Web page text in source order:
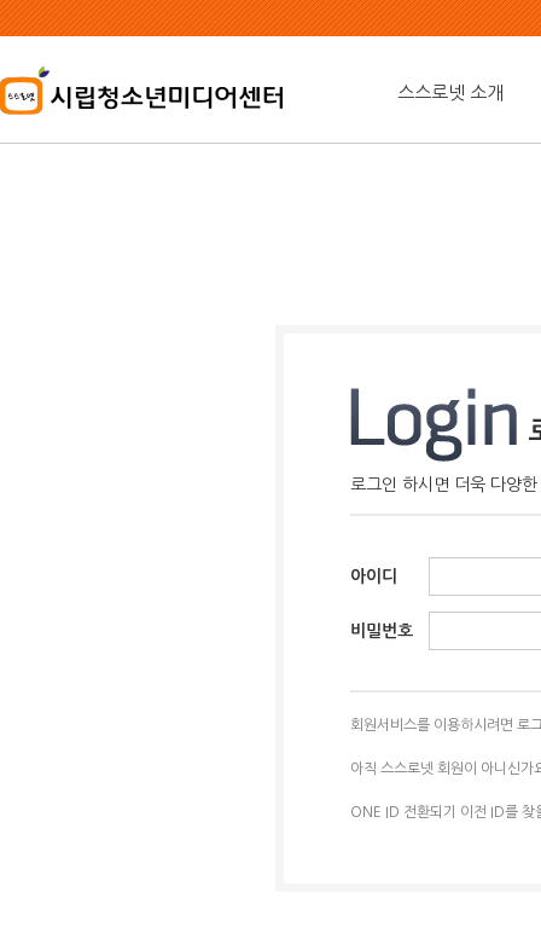
본
문
용
바
가
스스로넷 소개
로그인 하시면 더욱 다양
아이디
비밀번호
회원서비스를 이용하시려면 로
아직 스스로넷 회원이 아니신가
ONE ID 전환되기 이전 ID를 찾